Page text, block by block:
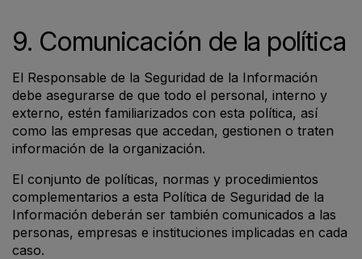
9. Comunicación de la política
El Responsable de la Seguridad de la Información
debe asegurarse de que todo el personal, interno y
externo, estén familiarizados con esta política, así
como las empresas que accedan, gestionen o traten
información de la organización.
El conjunto de políticas, normas y procedimientos
complementarios a esta Política de Seguridad de la
Información deberán ser también comunicados a las
personas, empresas e instituciones implicadas en cada
caso.